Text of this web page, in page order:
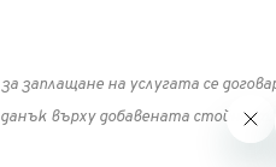
заплащане на услугата се
върху добавената стойност.